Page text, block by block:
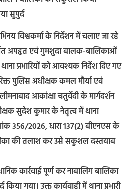
सुपुर्द
विश्वकर्मा के निर्देशन में चलाए जा रहे
अपहृत एवं गुमशुदा बालक-बालिकाओं
प्रभारियों को आवश्यक निर्देश दिए गए
पुलिस अधीक्षक कमल मौर्या एवं
आकांक्षा चतुर्वेदी के मार्गदर्शन
सुदेश कुमार के नेतृत्व में थाना
356/2026, धारा 137(2) बीएनएस के
की तलाश कर उसे सकुशल दस्तयाब
कार्रवाई पूर्ण कर नाबालिग बालिका
गया। उक्त कार्यवाही में थाना प्रभारी